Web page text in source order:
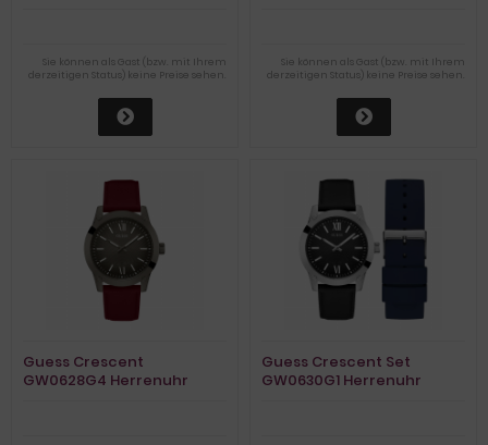
Sie können als Gast (bzw. mit Ihrem
derzeitigen Status) keine Preise sehen.
Sie können als Gast (bzw. mit Ihrem
derzeitigen Status) keine Preise sehen.
Guess Crescent
GW0628G4 Herrenuhr
Guess Crescent Set
GW0630G1 Herrenuhr